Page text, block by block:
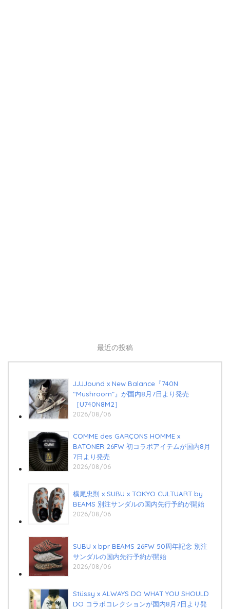
最近の投稿
JJJJound x New Balance『740N
“Mushroom”』が国内8月7日より発売
［U740N8M2］
2026/08/06
COMME des GARÇONS HOMME x
BATONER 26FW 初コラボアイテムが国内8月
7日より発売
2026/08/06
横尾忠則 x SUBU x TOKYO CULTUART by
BEAMS 別注サンダルの国内先行予約が開始
2026/08/06
SUBU x bpr BEAMS 26FW 50周年記念 別注
サンダルの国内先行予約が開始
2026/08/06
Stüssy x ALWAYS DO WHAT YOU SHOULD
DO コラボコレクションが国内8月7日より発